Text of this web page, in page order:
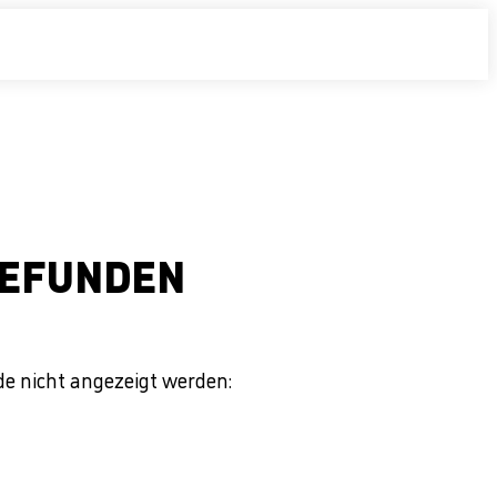
nicht angezeigt werden: